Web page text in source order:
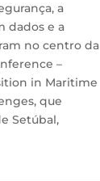
a
dados e a
no centro da
–
in Maritime
que
Setúbal,